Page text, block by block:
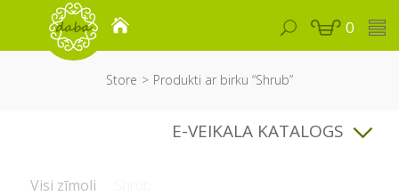
0
Store Produkti ar birku “Shrub”
E-VEIKALA KATALOGS
Visi zīmoli